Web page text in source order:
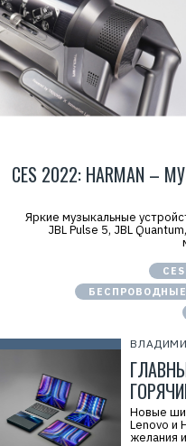
CES 2022: HARMAN –
Яркие музыкальные
JBL Pulse 5, JBL
CES
Новые
Lenovo и
желания